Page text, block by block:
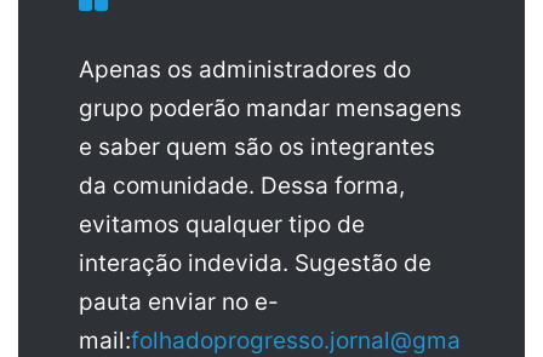
Apenas os administradores do
grupo poderão mandar mensagens
e saber quem são os integrantes
da comunidade. Dessa forma,
evitamos qualquer tipo de
interação indevida. Sugestão de
pauta enviar no e-
mail:folhadoprogresso.jornal@gma